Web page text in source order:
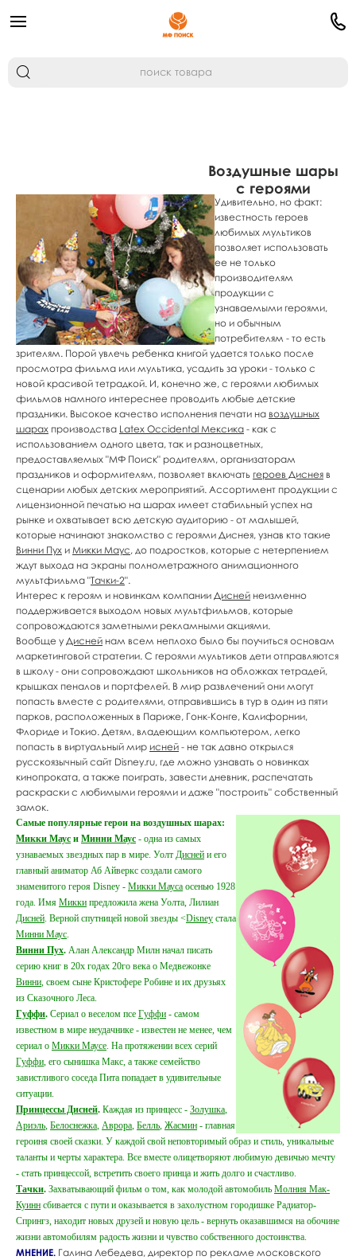
Воздушные шары
с героями
мультфильмов
Удивительно, но факт:
известность героев
любимых мультиков
позволяет использовать
ее не только
производителям
продукции с
узнаваемыми героями,
но и обычным
потребителям - то есть
зрителям. Порой увлечь ребенка книгой удается только после
просмотра фильма или мультика, усадить за уроки - только с
новой красивой тетрадкой. И, конечно же, с героями любимых
фильмов намного интереснее проводить любые детские
праздники. Высокое качество исполнения печати на воздушных
шарах производства Latex Occidental Мексика - как с
использованием одного цвета, так и разноцветных,
предоставляемых "МФ Поиск" родителям, организаторам
праздников и оформителям, позволяет включать героев Диснея в
сценарии любых детских мероприятий. Ассортимент продукции с
лицензионной печатью на шарах имеет стабильный успех на
рынке и охватывает всю детскую аудиторию - от малышей,
которые начинают знакомство с героями Диснея, узнав кто такие
Винни Пух и Микки Маус, до подростков, которые с нетерпением
ждут выхода на экраны полнометражного анимационного
мультфильма "Тачки-2".
Интерес к героям и новинкам компании Дисней неизменно
поддерживается выходом новых мультфильмов, которые
сопровождаются заметными рекламными акциями.
Вообще у Дисней нам всем неплохо было бы поучиться основам
маркетинговой стратегии. С героями мультиков дети отправляются
в школу - они сопровождают школьников на обложках тетрадей,
крышках пеналов и портфелей. В мир развлечений они могут
попасть вместе с родителями, отправившись в тур в один из пяти
парков, расположенных в Париже, Гонк-Конге, Калифорнии,
Флориде и Токио. Детям, владеющим компьютером, легко
попасть в виртуальный мир исней - не так давно открылся
русскоязычный сайт Disney.ru, где можно узнавать о новинках
кинопроката, а также поиграть, завести дневник, распечатать
раскраски с любимыми героями и даже "построить" собственный
замок.
Самые популярные герои на воздушных шарах:
Микки Маус и Минни Маус - одна из самых
узнаваемых звездных пар в мире. Уолт Дисней и его
главный аниматор Аб Айверкс создали самого
знаменитого героя Disney - Микки Мауса осенью 1928
года. Имя Микки предложила жена Уолта, Лилиан
Дисней. Верной спутницей новой звезды <Disney стала
Минни Маус.
Винни Пух. Алан Александр Милн начал писать
серию книг в 20х годах 20го века о Медвежонке
Винни, своем сыне Кристофере Робине и их друзьях
из Сказочного Леса.
Гуффи. Сериал о веселом псе Гуффи - самом
известном в мире неудачнике - известен не менее, чем
сериал о Микки Маусе. На протяжении всех серий
Гуффи, его сынишка Макс, а также семейство
завистливого соседа Пита попадает в удивительные
ситуации.
Принцессы Дисней. Каждая из принцесс - Золушка,
Ариэль, Белоснежка, Аврора, Белль, Жасмин - главная
героиня своей сказки. У каждой свой неповторимый образ и стиль, уникальные
таланты и черты характера. Все вместе олицетворяют любимую девичью мечту
- стать принцессой, встретить своего принца и жить долго и счастливо.
Тачки. Захватывающий фильм о том, как молодой автомобиль Молния Мак-
Куинн сбивается с пути и оказывается в захолустном городишке Радиатор-
Спрингз, находит новых друзей и новую цель - вернуть оказавшимся на обочине
жизни автомобилям радость жизни и чувство собственного достоинства.
МНЕНИЕ. Галина Лебедева, директор по рекламе московского